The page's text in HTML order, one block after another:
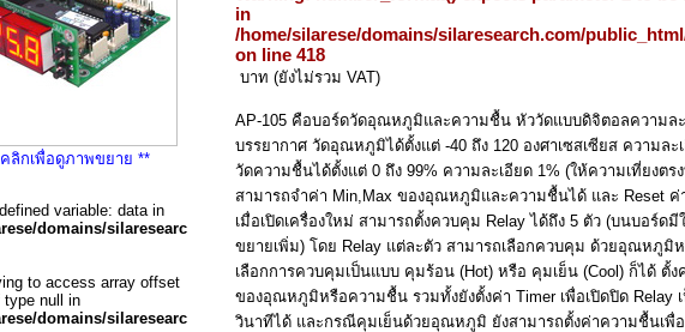
ลิกเพื่อดูภาพขยาย **
variable: data in
domains/silaresearch.com/public_html/php_class/class_db.php
to access array offset
type null in
domains/silaresearch.com/public_html/productdesc.php
in
/home/silarese/domains/silaresearch.com/
on line 418
บาท (ยังไม่รวม VAT)
AP-105 คือบอร์ดวัดอุณหภูมิและความชื้น หัววัดแบบดิจิตอลความละ
บรรยากาศ วัดอุณหภูมิได้ตั้งแต่ -40 ถึง 120 องศาเซสเซียส ความละ
วัดความชื้นได้ตั้งแต่ 0 ถึง 99% ความละเอียด 1% (ให้ความเที่ยงตร
สามารถจำค่า Min,Max ของอุณหภูมิและความชื้นได้ และ Reset ค่
เมื่อเปิดเครื่องใหม่ สามารถตั้งควบคุม Relay ได้ถึง 5 ตัว (บนบอร์ด
ขยายเพิ่ม) โดย Relay แต่ละตัว สามารถเลือกควบคุม ด้วยอุณหภูมิ
เลือกการควบคุมเป็นแบบ คุมร้อน (Hot) หรือ คุมเย็น (Cool) ก็ได้ ตั้ง
ของอุณหภูมิหรือความชื้น รวมทั้งยังตั้งค่า Timer เพื่อเปิดปิด Relay
วินาทีได้ และกรณีคุมเย็นด้วยอุณหภูมิ ยังสามารถตั้งค่าความชื้นเพื่